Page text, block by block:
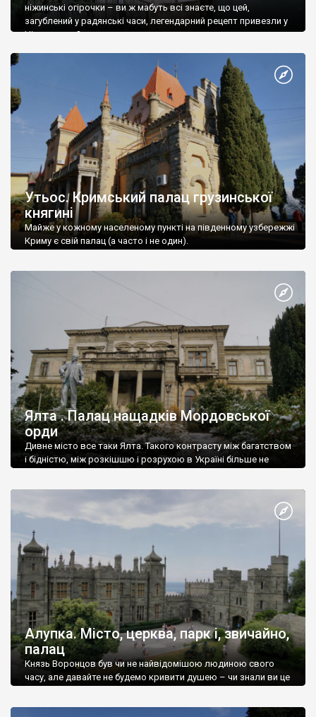
ніжинські огірочки – ви ж мабуть всі знаєте, що цей,
загублений у радянські часи, легендарний рецепт привезли у
Ніжин греки?
Утьос. Кримський палац грузинської
княгині
Майже у кожному населеному пункті на південному узбережжі
Криму є свій палац (а часто і не один).
Ялта . Палац нащадків Мордовської
орди
Дивне місто все таки Ялта. Такого контрасту між багатством
і бідністю, між розкішшю і розрухою в Україні більше не
Алупка. Місто, церква, парк і, звичайно,
палац
Князь Воронцов був чи не найвідомішою людиною свого
часу, але давайте не будемо кривити душею – чи знали ви це